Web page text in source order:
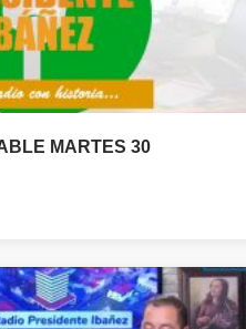
MARTES 30